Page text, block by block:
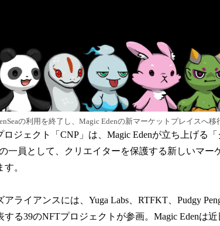
の利用を終了し、Magic Edenの新マーケットプレイスへ移
ロジェクト「CNP」は、Magic Edenが立ち上げる
一員として、クリエイターを保護する新しいマー
。
ライアンスには、Yuga Labs、RTFKT、Pudgy
する39のNFTプロジェクトが参画。Magic Edenは